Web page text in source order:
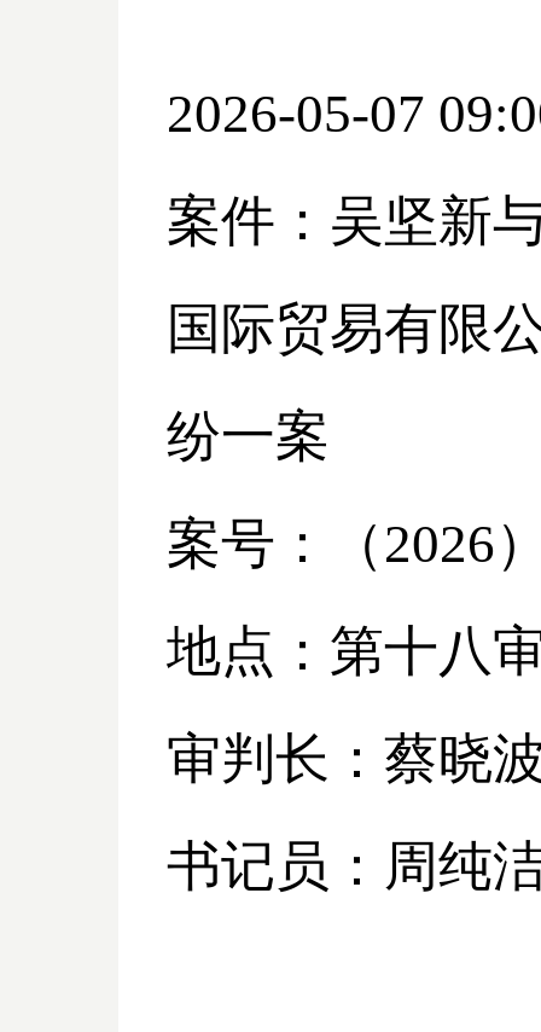
2026-05-07
案件：吴坚新
国际贸易有限
纷一案
案号：（2026
地点：第十八
审判长：蔡晓
书记员：周纯